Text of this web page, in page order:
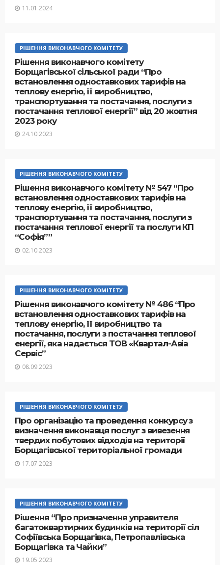
11.01.2024
РІШЕННЯ ВИКОНАВЧОГО КОМІТЕТУ
Рішення виконавчого комітету
Борщагівської сільської ради “Про
встановлення одноставкових тарифів на
теплову енергію, її виробництво,
транспортування та постачання, послуги з
постачання теплової енергії” від 20 жовтня
2023 року
24.10.2023
РІШЕННЯ ВИКОНАВЧОГО КОМІТЕТУ
Рішення виконавчого комітету № 547 “Про
встановлення одноставкових тарифів на
теплову енергію, її виробництво,
транспортування та постачання, послуги з
постачання теплової енергії та послуги КП
“Софія””
02.10.2023
РІШЕННЯ ВИКОНАВЧОГО КОМІТЕТУ
Рішення виконавчого комітету № 486 “Про
встановлення одноставкових тарифів на
теплову енергію, її виробництво та
постачання, послуги з постачання теплової
енергії, яка надається ТОВ «Квартал-Авіа
Сервіс”
08.09.2023
РІШЕННЯ ВИКОНАВЧОГО КОМІТЕТУ
Про організацію та проведення конкурсу з
визначення виконавця послуг з вивезення
твердих побутових відходів на території
Борщагівської територіальної громади
17.07.2023
РІШЕННЯ ВИКОНАВЧОГО КОМІТЕТУ
Рішення “Про призначення управителя
багатоквартирних будинків на території сіл
Софіївська Борщагівка, Петропавлівська
Борщагівка та Чайки”
19.05.2023